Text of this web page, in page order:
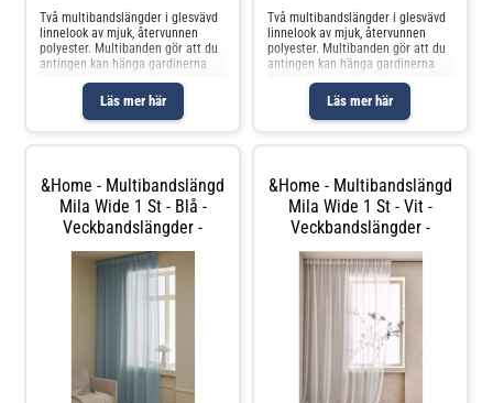
Läs mer här
Två multibandslängder i glesvävd
linnelook av mjuk, återvunnen
polyester. Multibanden gör att du
antingen kan hänga gardinerna
direkt på en gardinstång genom
de gömda hällorna eller använda
ringar, nålkrokar eller fingerkrokar.
Snören i rynkbandet gö
Läs mer här
Två multibandslängder i glesvävd
linnelook av mjuk, återvunnen
polyester. Multibanden gör att du
antingen kan hänga gardinerna
direkt på en gardinstång genom
de gömda hällorna eller använda
ringar, nålkrokar eller fingerkrokar.
Snören i rynkbandet gö
&Home - Multibandslängd
Mila Wide 1 St - Blå -
Veckbandslängder -
&Home - Multibandslängd
Mila Wide 1 St - Vit -
Veckbandslängder -